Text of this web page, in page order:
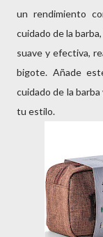
un rendimiento
cuidado de la
suave y efectiva,
bigote. Añade
cuidado de la
tu estilo.